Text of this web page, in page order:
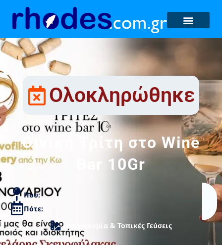
Ολοκληρώθηκε
Οινική Τρίτη στο Wine
Bar 10Gr
Που:
Πότε:
Γαστρονομία & Τοπικές Γεύσεις